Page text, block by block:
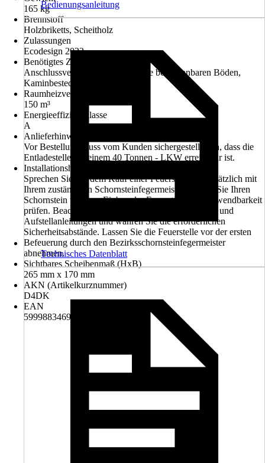
165 kg
Brennstoff
Holzbriketts, Scheitholz
Zulassungen
Ecodesign 2022
Benötigtes Zubehör
Anschlussverrohrung, Bodenplatte bei brennbaren Böden,
Kaminbesteck
Raumheizvermögen
150 m³
Energieeffizienzklasse
A
Anlieferhinweis
Vor Bestellung muss vom Kunden sichergestellt sein, dass die
Entladestelle mit einem 40 Tonnen - LKW erreichbar ist.
Installationshinweis
Sprechen Sie vor dem Kauf einer Feuerstelle grundsätzlich mit
Ihrem zuständigen Schornsteinfegermeister. Lassen Sie Ihren
Schornstein vor dem Einbau der Feuerstelle auf Verwendbarkeit
prüfen. Beachten Sie grundsätzlich die Bedienungs- und
Aufstellanleitungen und wahren Sie die erforderlichen
Sicherheitsabstände. Lassen Sie die Feuerstelle vor der ersten
Befeuerung durch den Bezirksschornsteinfegermeister
abnehmen.
Sichtbares Scheibenmaß (HxB)
265 mm x 170 mm
AKN (Artikelkurznummer)
D4DK
EAN
5999883469521
Bedienungsanleitung
Technisches Datenblatt